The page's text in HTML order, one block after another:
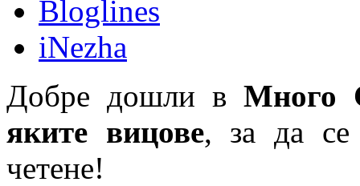
Bloglines
iNezha
Добре дошли в Много
яките вицове, за да се
четене!